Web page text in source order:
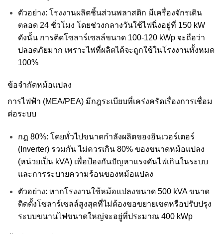
ตัวอย่าง: โรงงานผลิตชิ้นส่วนพลาสติก มีเครื่องจักรเดิน
ตลอด 24 ชั่วโมง โดยช่วงกลางวันใช้ไฟนิ่งอยู่ที่ 150 kW
ดังนั้น การติดโซลาร์เซลล์ขนาด 100-120 kWp จะถือว่า
ปลอดภัยมาก เพราะไฟที่ผลิตได้จะถูกใช้ในโรงงานทั้งหมด
100%
ข้อจำกัดหม้อแปลง
การไฟฟ้า (MEA/PEA) มีกฎระเบียบที่เคร่งครัดเรื่องการเชื่อม
ต่อระบบ
กฎ 80%: โดยทั่วไปขนาดกำลังผลิตของอินเวอร์เตอร์
(Inverter) รวมกัน ไม่ควรเกิน 80% ของขนาดหม้อแปลง
(หน่วยเป็น kVA) เพื่อป้องกันปัญหาแรงดันไฟเกินในระบบ
และการระบายความร้อนของหม้อแปลง
ตัวอย่าง: หากโรงงานใช้หม้อแปลงขนาด 500 kVA ขนาด
ติดตั้งโซลาร์เซลล์สูงสุดที่ไม่ต้องขอขยายเขตหรือปรับปรุง
ระบบขนานไฟขนาดใหญ่จะอยู่ที่ประมาณ 400 kWp